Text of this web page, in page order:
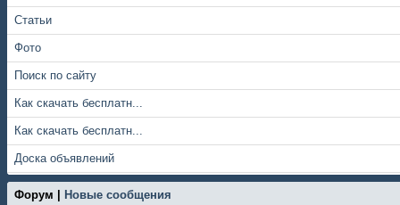
Статьи
Фото
Поиск по сайту
Как скачать бесплатн...
Как скачать бесплатн...
Доска объявлений
Форум | Новые сообщения